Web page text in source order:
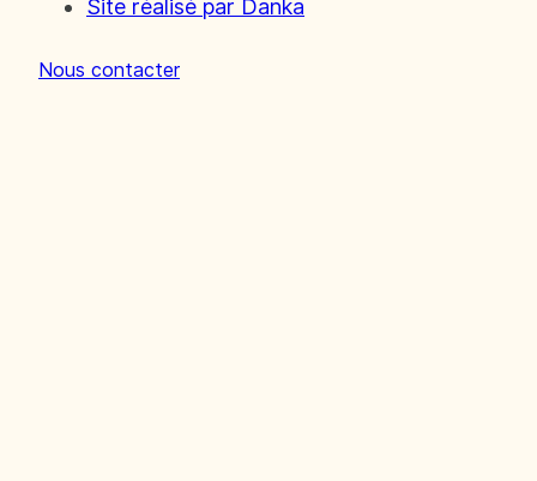
ressource en eau
Nos chantiers
Site réalisé par Danka
Nous contacter